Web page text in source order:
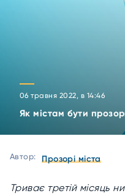
06 травня 2022, в 14:46
Як містам бути
Автор: Прозорі міста
Триває третій місяць